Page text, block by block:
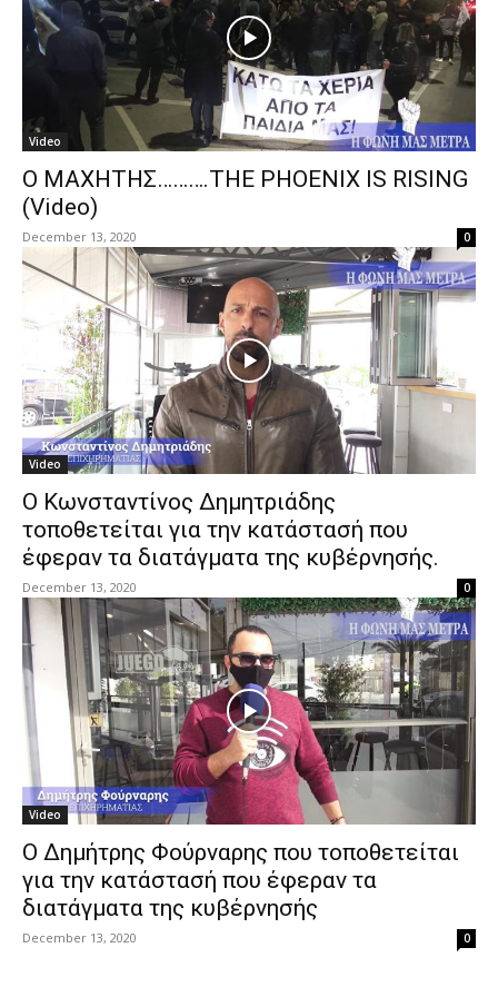
Video
Ο ΜΑΧΗΤΗΣ……….THE PHOENIX IS RISING
(Video)
December 13, 2020 0
Video
Ο Κωνσταντίνος Δημητριάδης
τοποθετείται για την κατάστασή που
έφεραν τα διατάγματα της κυβέρνησής.
December 13, 2020 0
Video
Ο Δημήτρης Φούρναρης που τοποθετείται
για την κατάστασή που έφεραν τα
διατάγματα της κυβέρνησής
December 13, 2020 0